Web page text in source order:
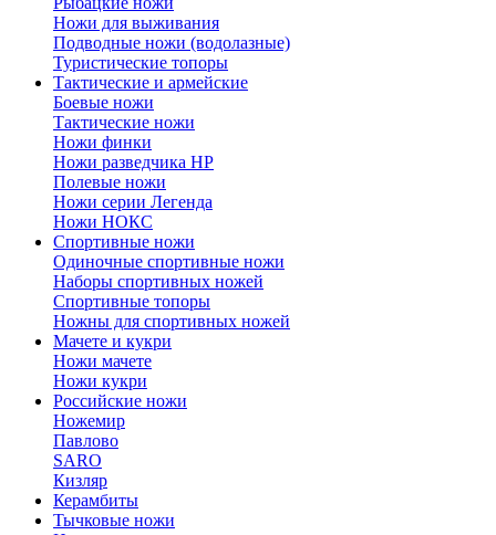
Ножи для выживания
Подводные ножи (водолазные)
Туристические топоры
Тактические и армейские
Боевые ножи
Тактические ножи
Ножи финки
Ножи разведчика НР
Полевые ножи
Ножи серии Легенда
Ножи НОКС
Спортивные ножи
Одиночные спортивные ножи
Наборы спортивных ножей
Спортивные топоры
Ножны для спортивных ножей
Мачете и кукри
Ножи мачете
Ножи кукри
Российские ножи
Ножемир
Павлово
SARO
Кизляр
Керамбиты
Тычковые ножи